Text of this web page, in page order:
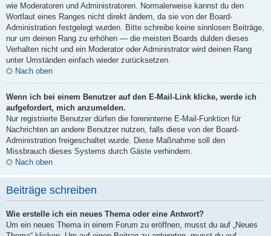
wie Moderatoren und Administratoren. Normalerweise kannst du den
Wortlaut eines Ranges nicht direkt ändern, da sie von der Board-
Administration festgelegt wurden. Bitte schreibe keine sinnlosen Beiträge,
nur um deinen Rang zu erhöhen — die meisten Boards dulden dieses
Verhalten nicht und ein Moderator oder Administrator wird deinen Rang
unter Umständen einfach wieder zurücksetzen.
Nach oben
Wenn ich bei einem Benutzer auf den E-Mail-Link klicke, werde ich
aufgefordert, mich anzumelden.
Nur registrierte Benutzer dürfen die foreninterne E-Mail-Funktion für
Nachrichten an andere Benutzer nutzen, falls diese von der Board-
Administration freigeschaltet wurde. Diese Maßnahme soll den
Missbrauch dieses Systems durch Gäste verhindern.
Nach oben
Beiträge schreiben
Wie erstelle ich ein neues Thema oder eine Antwort?
Um ein neues Thema in einem Forum zu eröffnen, musst du auf „Neues